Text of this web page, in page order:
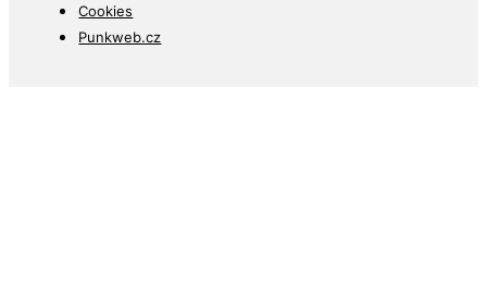
Cookies
Punkweb.cz